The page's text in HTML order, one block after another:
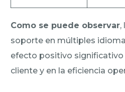
Como se puede observar,
soporte en múltiples
efecto positivo significativo
cliente y en la eficiencia